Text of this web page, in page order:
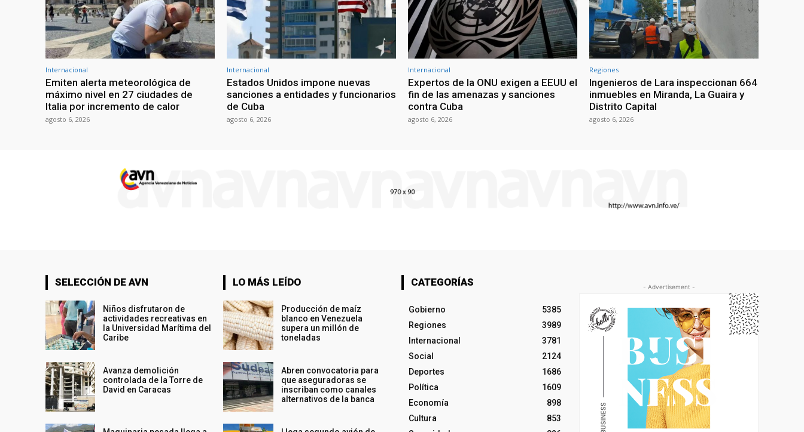
Internacional
Emiten alerta meteorológica de
máximo nivel en 27 ciudades de
Italia por incremento de calor
agosto 6, 2026
Internacional
Estados Unidos impone nuevas
sanciones a entidades y funcionarios
de Cuba
agosto 6, 2026
Internacional
Expertos de la ONU exigen a EEUU el
fin de las amenazas y sanciones
contra Cuba
agosto 6, 2026
Regiones
Ingenieros de Lara inspeccionan 664
inmuebles en Miranda, La Guaira y
Distrito Capital
agosto 6, 2026
SELECCIÓN DE AVN
Niños disfrutaron de
actividades recreativas en
la Universidad Marítima del
Caribe
Avanza demolición
controlada de la Torre de
David en Caracas
LO MÁS LEÍDO
Producción de maíz
blanco en Venezuela
supera un millón de
toneladas
Abren convocatoria para
que aseguradoras se
inscriban como canales
alternativos de la banca
CATEGORÍAS
Gobierno
5385
Regiones
3989
Internacional
3781
Social
2124
Deportes
1686
Política
1609
Economía
898
Cultura
853
- Advertisement -